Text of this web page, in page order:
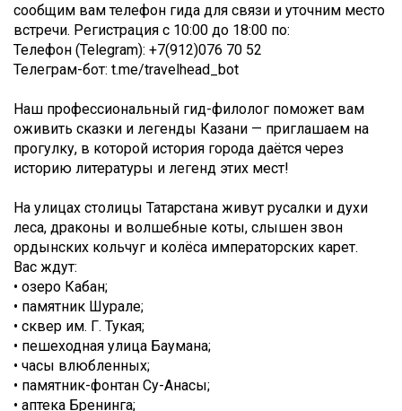
сообщим вам телефон гида для связи и уточним место
встречи. Регистрация c 10:00 до 18:00 по:
Телефон (Telegram): +7(912)076 70 52
Телеграм-бот: t.me/travelhead_bot
Наш профессиональный гид-филолог поможет вам
оживить сказки и легенды Казани — приглашаем на
прогулку, в которой история города даётся через
историю литературы и легенд этих мест!
На улицах столицы Татарстана живут русалки и духи
леса, драконы и волшебные коты, слышен звон
ордынских кольчуг и колёса императорских карет.
Вас ждут:
• озеро Кабан;
• памятник Шурале;
• сквер им. Г. Тукая;
• пешеходная улица Баумана;
• часы влюбленных;
• памятник-фонтан Су-Анасы;
• аптека Бренинга;